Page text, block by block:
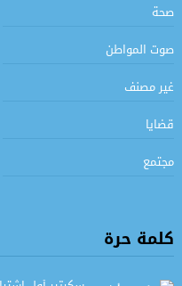
صحة
صوت المواطن
غير مصنف
قضايا
مجتمع
كلمة حرة